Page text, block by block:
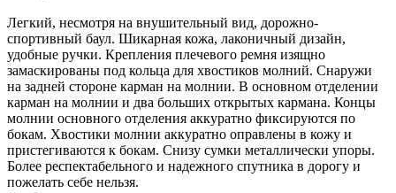
Легкий, несмотря на внушительный вид, дорожно-
спортивный баул. Шикарная кожа, лаконичный дизайн,
удобные ручки. Крепления плечевого ремня изящно
замаскированы под кольца для хвостиков молний. Снаружи
на задней стороне карман на молнии. В основном отделении
карман на молнии и два больших открытых кармана. Концы
молнии основного отделения аккуратно фиксируются по
бокам. Хвостики молнии аккуратно оправлены в кожу и
пристегиваются к бокам. Снизу сумки металлически упоры.
Более респектабельного и надежного спутника в дорогу и
пожелать себе нельзя.